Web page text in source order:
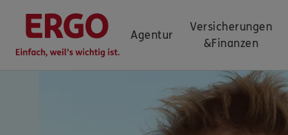
Agentur
Versicherungen
&Finanzen